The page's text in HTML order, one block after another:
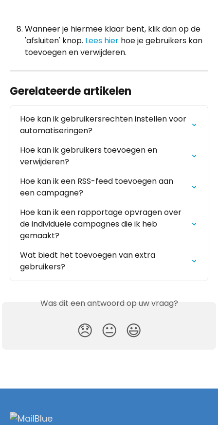
Wanneer je hiermee klaar bent, klik dan op de
'afsluiten' knop. Lees hier hoe je gebruikers kan
toevoegen en verwijderen.
Gerelateerde artikelen
Hoe kan ik gebruikersrechten instellen voor
automatiseringen?
Hoe kan ik gebruikers toevoegen en
verwijderen?
Hoe kan ik een RSS-feed toevoegen aan
een campagne?
Hoe kan ik een rapportage opvragen over
de individuele campagnes die ik heb
gemaakt?
Wat biedt het toevoegen van extra
gebruikers?
Was dit een antwoord op uw vraag?
😞 😐 😃